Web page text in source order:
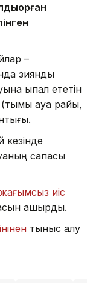
–
зиянды
ықпал ететін
(тымық ауа райы,
кезінде
сапасы
иіс
қашырды.
тыныс алу